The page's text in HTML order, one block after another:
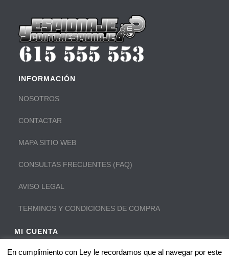
INFORMACIÓN
NOSOTROS
CONTACTAR
MAPA SITIO WEB
CONSULTAS FRECUENTES (FAQ)
AVISO LEGAL
TERMINOS Y CONDICIONES DE COMPRA
MI CUENTA
Iniciar sesión en mi cuenta:MI CUENTA
En cumplimiento con Ley le recordamos que al navegar por este